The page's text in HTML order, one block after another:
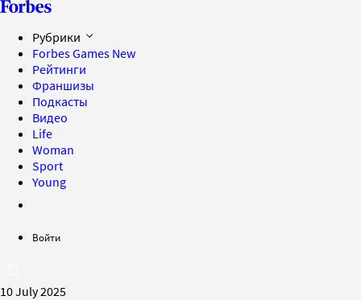
Рубрики
Forbes Games New
Рейтинги
Франшизы
Подкасты
Видео
Life
Woman
Sport
Young
Войти
10 July 2025